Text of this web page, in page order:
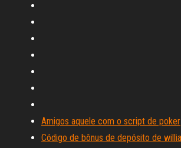
Amigos aquele com o script de poker
Código de bônus de depósito de